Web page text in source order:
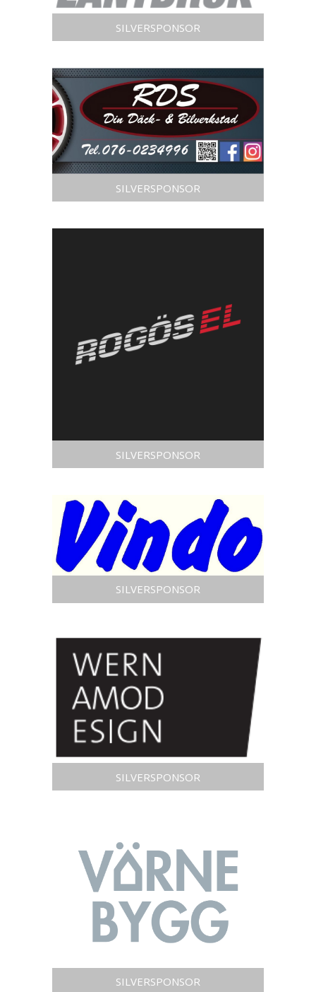
SILVERSPONSOR
SILVERSPONSOR
SILVERSPONSOR
SILVERSPONSOR
SILVERSPONSOR
SILVERSPONSOR